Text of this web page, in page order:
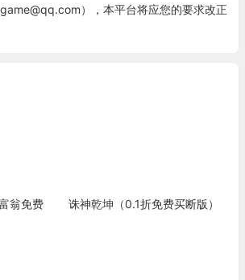
），本平台将应您的要求改正
翁免费
诛神乾坤（0.1折免费买断版）